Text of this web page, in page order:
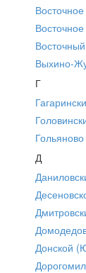
Выхино-
Г
Д
Донской